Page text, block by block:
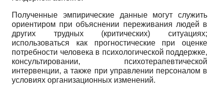
Полученные эмпирические данные могут служить
ориентиром при объяснении переживания людей в
других трудных (критических) ситуациях;
использоваться как прогностические при оценке
потребности человека в психологической поддержке,
консультировании, психотерапевтической
интервенции, а также при управлении персоналом в
условиях организационных изменений.